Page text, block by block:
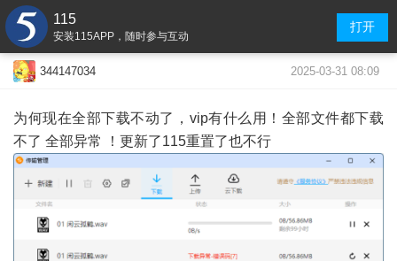
115
安装115APP，随时参与互动
打开
344147034 2025-03-31 08:09
为何现在全部下载不动了，vip有什么用！全部文件都下载
不了 全部异常 ！更新了115重置了也不行